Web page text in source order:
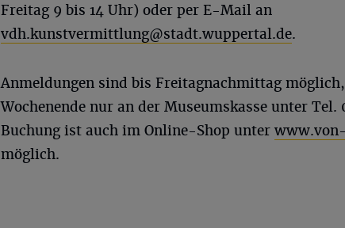
Freitag 9 bis 14 Uhr) oder per E-Mail an
vdh.kunstvermittlung@stadt.wuppertal.de.
Anmeldungen sind bis Freitagnachmittag
Wochenende nur an der Museumskasse unter Tel.
Buchung ist auch im Online-Shop unter
möglich.